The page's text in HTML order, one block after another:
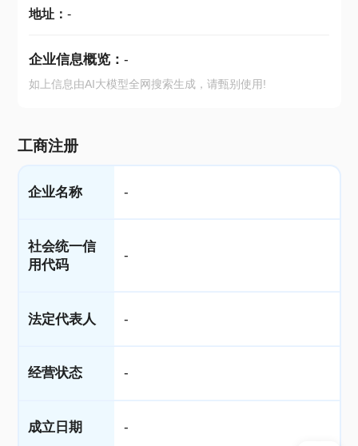
地址： -
企业信息概览： -
如上信息由AI大模型全网搜索生成，请甄别使用!
工商注册
企业名称 -
社会统一信
用代码
-
法定代表人 -
经营状态 -
成立日期 -